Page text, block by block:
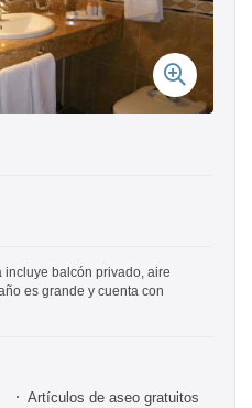
incluye balcón privado, aire
es grande y cuenta con
Artículos de aseo gratuitos